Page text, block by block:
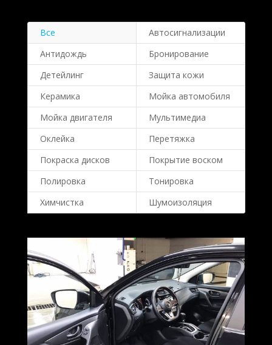
Все
Автосигнализации
Антидождь
Бронирование
Детейлинг
Защита кожи
Керамика
Мойка автомобиля
Мойка двигателя
Мультимедиа
Оклейка
Перетяжка
Покраска дисков
Покрытие воском
Полировка
Тонировка
Химчистка
Шумоизоляция